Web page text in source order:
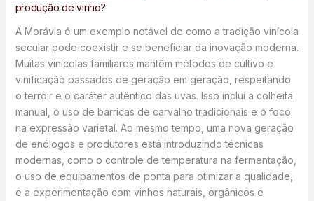
produção de vinho?
A Morávia é um exemplo notável de como a tradição vinícola
secular pode coexistir e se beneficiar da inovação moderna.
Muitas vinícolas familiares mantêm métodos de cultivo e
vinificação passados de geração em geração, respeitando
o terroir e o caráter autêntico das uvas. Isso inclui a colheita
manual, o uso de barricas de carvalho tradicionais e o foco
na expressão varietal. Ao mesmo tempo, uma nova geração
de enólogos e produtores está introduzindo técnicas
modernas, como o controle de temperatura na fermentação,
o uso de equipamentos de ponta para otimizar a qualidade,
e a experimentação com vinhos naturais, orgânicos e